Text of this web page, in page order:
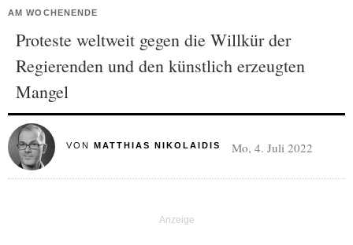
AM WOCHENENDE
Proteste weltweit gegen die Willkür der
Regierenden und den künstlich erzeugten
Mangel
VON MATTHIAS NIKOLAIDIS Mo, 4. Juli 2022